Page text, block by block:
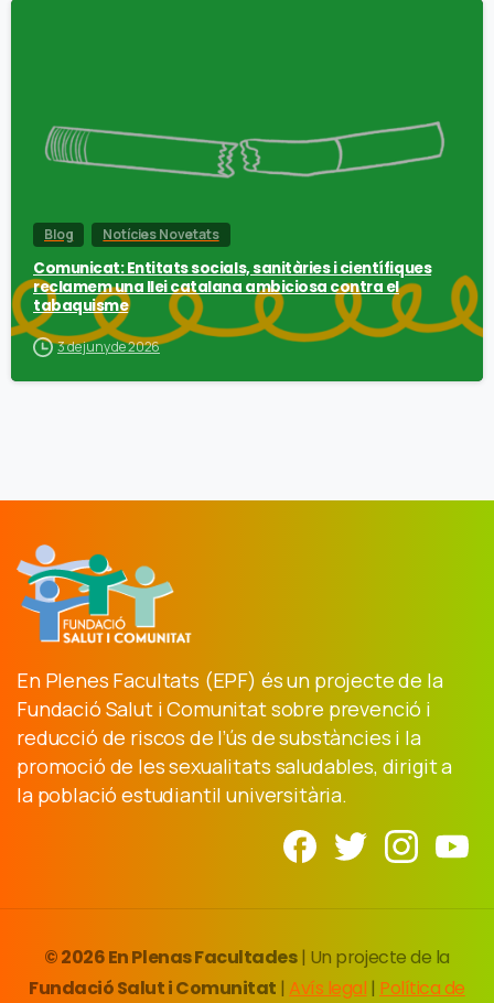
Blog Notícies Novetats
Comunicat: Entitats socials, sanitàries i científiques
reclamem una llei catalana ambiciosa contra el
tabaquisme
3 de juny de 2026
En Plenes Facultats (EPF) és un projecte de la
Fundació Salut i Comunitat sobre prevenció i
reducció de riscos de l’ús de substàncies i la
promoció de les sexualitats saludables, dirigit a
la població estudiantil universitària.
© 2026 En Plenas Facultades| Un projecte de la
Fundació Salut i Comunitat | Avís legal | Política de